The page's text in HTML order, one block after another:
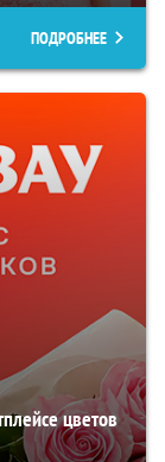
ПОДРОБНЕЕ
цветов